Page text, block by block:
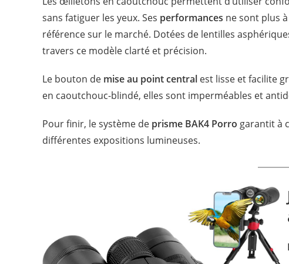
sans fatiguer les yeux. Ses performances ne sont plus
référence sur le marché. Dotées de lentilles
travers ce modèle clarté et précision.
Le bouton de mise au point central est lisse et facilite
en caoutchouc-blindé, elles sont imperméables et
Pour finir, le système de prisme BAK4 Porro garantit à
différentes expositions lumineuses.